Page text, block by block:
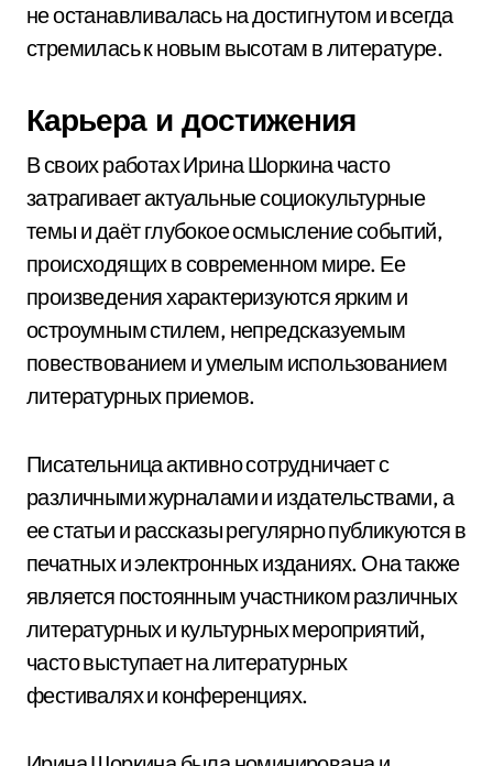
не останавливалась на достигнутом и всегда
стремилась к новым высотам в литературе.
Карьера и достижения
В своих работах Ирина Шоркина часто
затрагивает актуальные социокультурные
темы и даёт глубокое осмысление событий,
происходящих в современном мире. Ее
произведения характеризуются ярким и
остроумным стилем, непредсказуемым
повествованием и умелым использованием
литературных приемов.
Писательница активно сотрудничает с
различными журналами и издательствами, а
ее статьи и рассказы регулярно публикуются в
печатных и электронных изданиях. Она также
является постоянным участником различных
литературных и культурных мероприятий,
часто выступает на литературных
фестивалях и конференциях.